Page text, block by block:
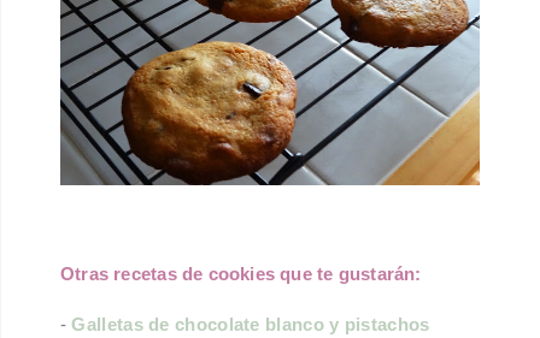
Otras recetas de cookies que te gustarán:
-Galletas de chocolate blanco y pistachos